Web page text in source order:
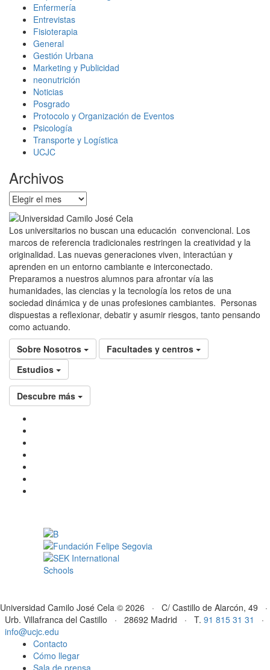
Enfermería
Entrevistas
Fisioterapia
General
Gestión Urbana
Marketing y Publicidad
neonutrición
Noticias
Posgrado
Protocolo y Organización de Eventos
Psicología
Transporte y Logística
UCJC
Archivos
Archivos
Los universitarios no buscan una educación convencional. Los
marcos de referencia tradicionales restringen la creatividad y la
originalidad. Las nuevas generaciones viven, interactúan y
aprenden en un entorno cambiante e interconectado.
Preparamos a nuestros alumnos para afrontar vía las
humanidades, las ciencias y la tecnología los retos de una
sociedad dinámica y de unas profesiones cambiantes. Personas
dispuestas a reflexionar, debatir y asumir riesgos, tanto pensando
como actuando.
Sobre Nosotros
Facultades y centros
Estudios
Descubre más
Universidad Camilo José Cela © 2026 · C/ Castillo de Alarcón, 49 ·
Urb. Villafranca del Castillo · 28692 Madrid · T. 91 815 31 31
·
info@ucjc.edu
Contacto
Cómo llegar
Sala de prensa